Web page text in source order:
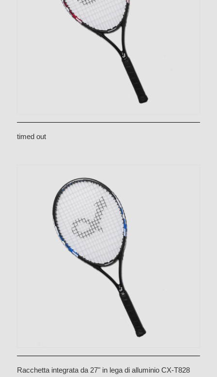
timed out
Racchetta integrata da 27" in lega di alluminio CX-T828